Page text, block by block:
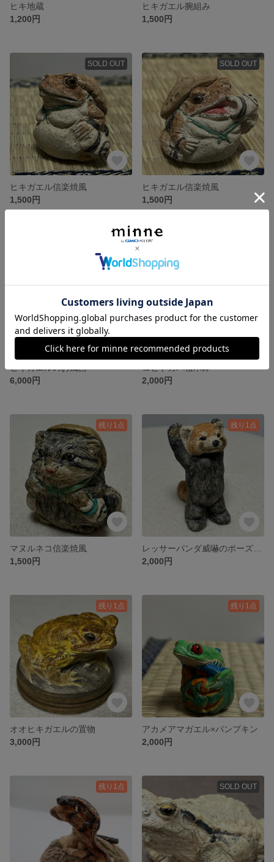
ヒキ地蔵
1,200円
ヒキガエル腕組み
1,500円
SOLD OUT
ヒキガエル信楽焼風
1,500円
SOLD OUT
ヒキガエル信楽焼風
1,500円
SOLD OUT
ヒキガエルのお風呂
6,000円
コビトカバ植木鉢
2,000円
残り1点
マヌルネコ信楽焼風
1,500円
残り1点
2,000円
残り1点
オオヒキガエルの置物
3,000円
残り1点
アカメアマガエル×パンプキン
2,000円
残り1点 SOLD OUT